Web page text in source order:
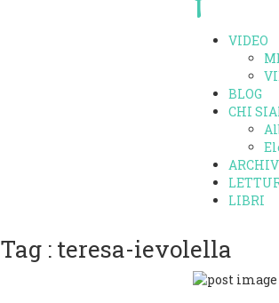
VIDEO
BLOG
CHI
LIBRI
Tag : teresa-ievolella